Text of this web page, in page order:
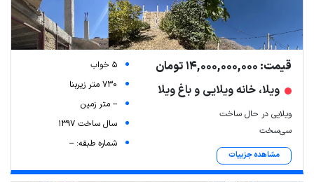
قیمت: 14,000,000,000 تومان
ویلا، خانه ویلایی و باغ ویلا
ویلایی در حال ساخت
سی‌سخت
مشاهده جزییات
5 خواب
730 متر زیربنا
-- متر زمین
سال ساخت 1397
شماره طبقه: --